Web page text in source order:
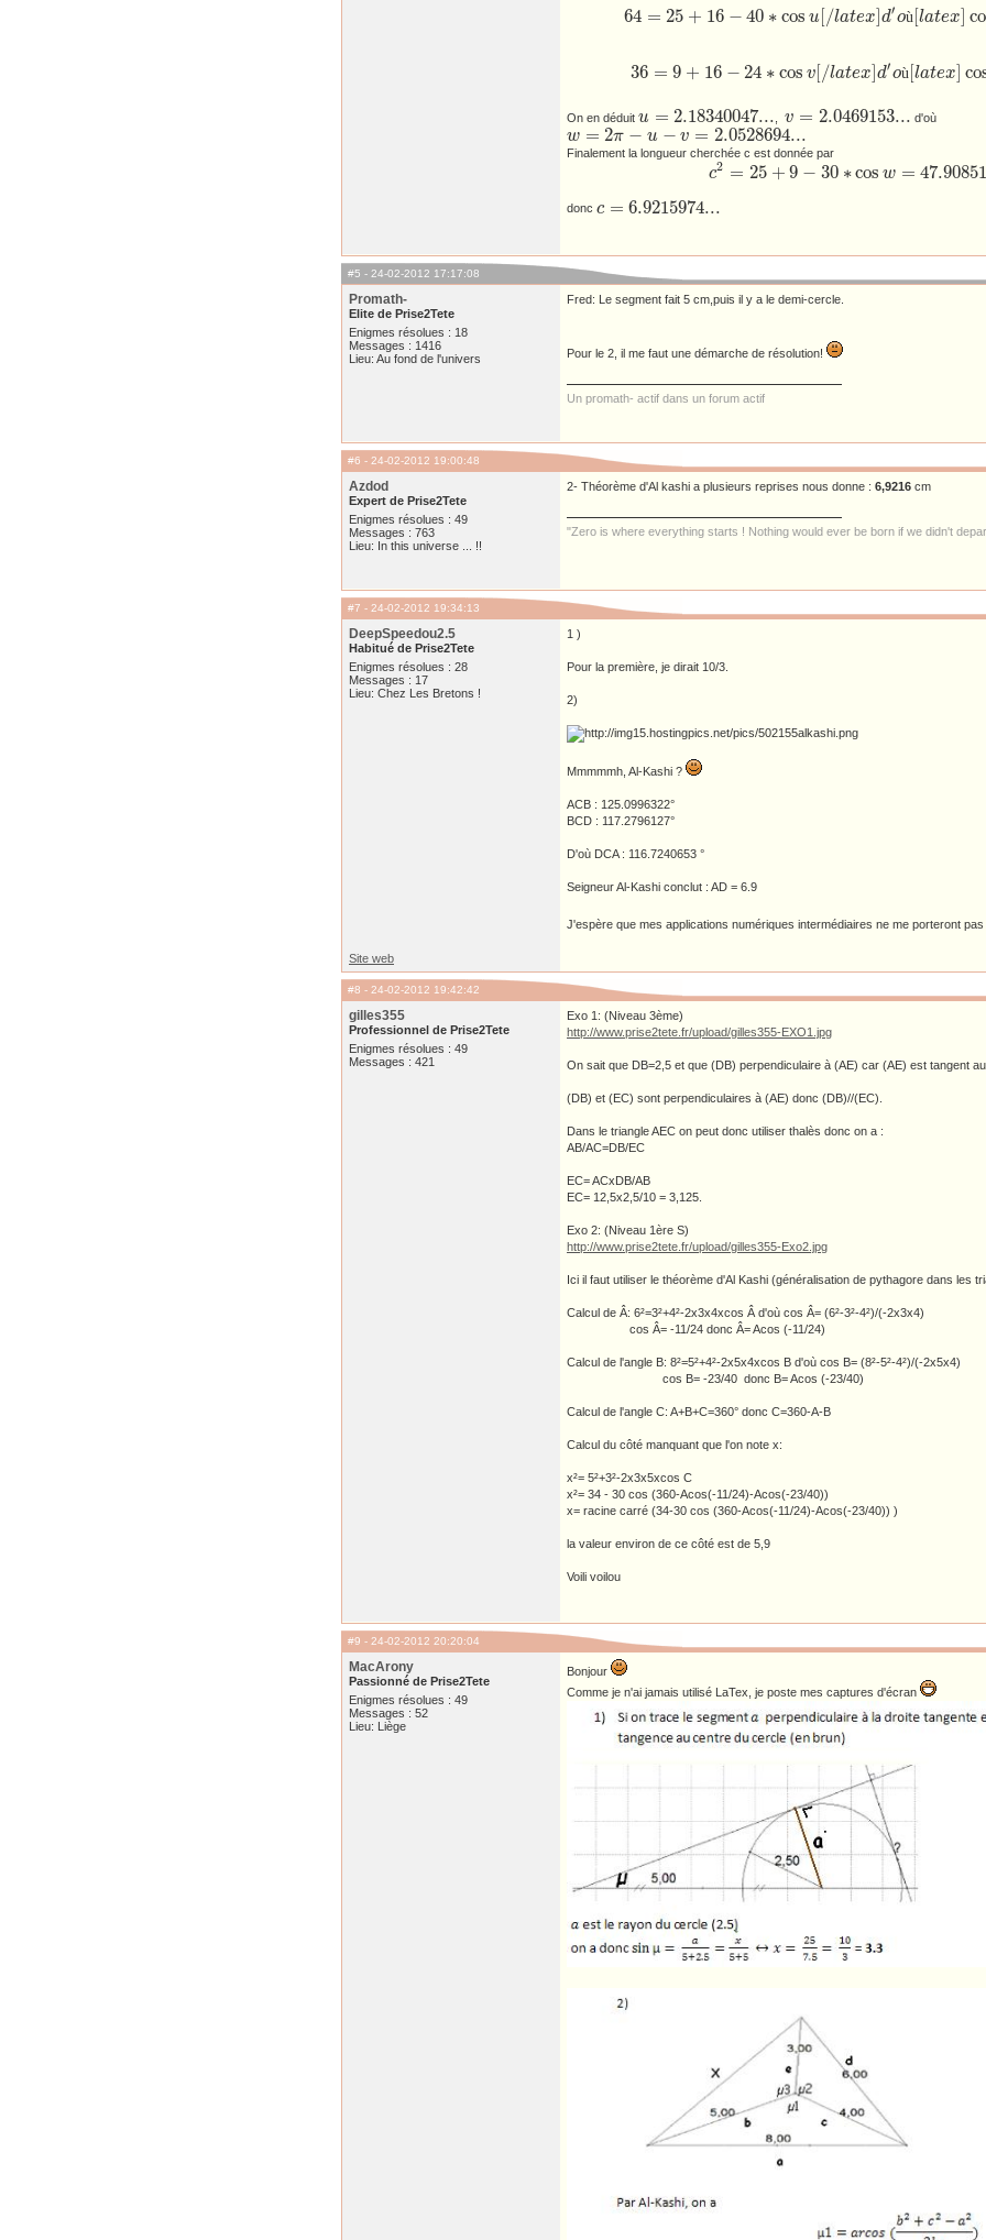
64 = 25 + 16 − 40 ∗ cos u[/latex]d′où[latex]
64 =25+16 −40∗cosu [/latex]d′o ù[la tex] cosu=−23 40
36 = 9 + 16 − 24 ∗ cos v[ /latex d′où[ latex
36=9+16 −24∗cosv [/latex]d′o ù[la tex] cosv=−11 24
On en déduit u = 2.18340047...
u= 2.18340047... ,v = 2.0469153...
v= 2.0469153... d'où
w = 2π − u − v = 2.0528694...
w= 2π− u−v =2.0528694...
Finalement la longueur cherchée c est donnée par
c2 = 25 + 9 − 30 ∗cos w = 47.90851
c2= 25 +9− 30∗ cosw= 47.90851
donc c = 6.9215974...
c= 6.9215974...
#5 - 24-02-2012 17:17:08
Promath-
Elite de Prise2Tete
Enigmes résolues : 18
Messages : 1416
Lieu: Au fond de l'univers
Fred: Le segment fait 5 cm,puis il y a le demi-cercle.
Pour le 2, il me faut une démarche de résolution!
Un promath- actif dans un forum actif
#6 - 24-02-2012 19:00:48
Azdod
Expert de Prise2Tete
Enigmes résolues : 49
Messages : 763
Lieu: In this universe ... !!
2- Théorème d'Al kashi a plusieurs reprises nous donne : 6,9216 cm
"Zero is where everything starts ! Nothing would ever be born if we didn't
#7 - 24-02-2012 19:34:13
DeepSpeedou2.5
Habitué de Prise2Tete
Enigmes résolues : 28
Messages : 17
Lieu: Chez Les Bretons !
1 )
Pour la première, je dirait 10/3.
2)
Mmmmmh, Al-Kashi ?
ACB : 125.0996322°
BCD : 117.2796127°
D'où DCA : 116.7240653 °
Seigneur Al-Kashi conclut : AD = 6.9
J'espère que mes applications numériques intermédiaires ne me porteront
Site web
#8 - 24-02-2012 19:42:42
gilles355
Professionnel de Prise2Tete
Enigmes résolues : 49
Messages : 421
Exo 1: (Niveau 3ème)
http://www.prise2tete.fr/upload/gilles355-EXO1.jpg
On sait que DB=2,5 et que (DB) perpendiculaire à (AE) car (AE) est tangent
(DB) et (EC) sont perpendiculaires à (AE) donc (DB)//(EC).
Dans le triangle AEC on peut donc utiliser thalès donc on a :
AB/AC=DB/EC
EC= ACxDB/AB
EC= 12,5x2,5/10 = 3,125.
Exo 2: (Niveau 1ère S)
http://www.prise2tete.fr/upload/gilles355-Exo2.jpg
Ici il faut utiliser le théorème d'Al Kashi (généralisation de pythagore dans les
Calcul de Â: 6²=3²+4²-2x3x4xcos Â d'où cos Â= (6²-3²-4²)/(-2x3x4)
cos Â= -11/24 donc Â= Acos (-11/24)
Calcul de l'angle B: 8²=5²+4²-2x5x4xcos B d'où cos B= (8²-5²-4²)/(-2x5x4)
cos B= -23/40 donc B= Acos (-23/40)
Calcul de l'angle C: A+B+C=360° donc C=360-A-B
Calcul du côté manquant que l'on note x:
x²= 5²+3²-2x3x5xcos C
x²= 34 - 30 cos (360-Acos(-11/24)-Acos(-23/40))
x= racine carré (34-30 cos (360-Acos(-11/24)-Acos(-23/40)) )
la valeur environ de ce côté est de 5,9
Voili voilou
#9 - 24-02-2012 20:20:04
MacArony
Passionné de Prise2Tete
Enigmes résolues : 49
Messages : 52
Lieu: Liège
Bonjour
Comme je n'ai jamais utilisé LaTex, je poste mes captures d'écran